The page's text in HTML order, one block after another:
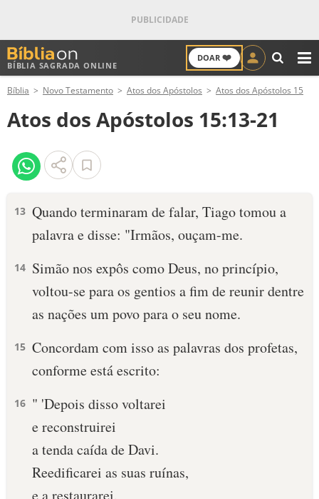
BÍBLIA SAGRADA ONLINE
DOAR ❤️
ANTIGO TESTAMENTO
NOVO TESTAMENTO
VERSÍCULOS
PALAVRA DO DIA
SALMO DO DIA
DEVOCIONAL DIÁRIO
10 MANDAMENTOS
ESBOÇOS DE PREGAÇÃO
TEMAS
PERGUNTE À BÍBLIA
Bíblia Novo Testamento Atos dos Apóstolos Atos dos Apóstolos 15
Atos dos Apóstolos 15:13-21
13 Quando terminaram de falar, Tiago tomou a
palavra e disse: "Irmãos, ouçam-me.
14 Simão nos expôs como Deus, no princípio,
voltou-se para os gentios a fim de reunir dentre
as nações um povo para o seu nome.
15 Concordam com isso as palavras dos profetas,
conforme está escrito:
16 " 'Depois disso voltarei
e reconstruirei
a tenda caída de Davi.
Reedificarei as suas ruínas,
e a restaurarei,